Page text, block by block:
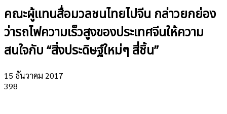
คณะผู้แทนสื่อมวลชนไทยไปจีน กล่าวยกย่อง
ว่ารถไฟความเร็วสูงของประเทศจีนให้ความ
สนใจกับ “สิ่งประดิษฐ์ใหม่ๆ สี่ชิ้น”
15 ธันวาคม 2017
398